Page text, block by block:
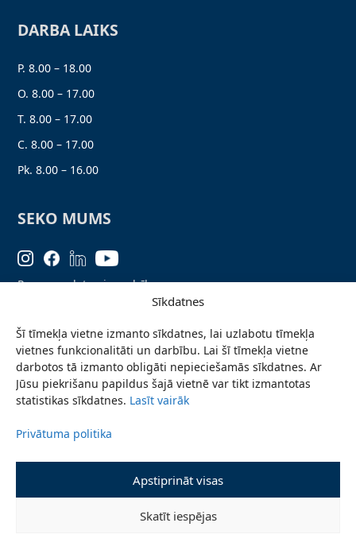
Sīkdatnes
Šī tīmekļa vietne izmanto sīkdatnes, lai uzlabotu tīmekļa
vietnes funkcionalitāti un darbību. Lai šī tīmekļa vietne
darbotos tā izmanto obligāti nepieciešamās sīkdatnes. Ar
Jūsu piekrišanu papildus šajā vietnē var tikt izmantotas
statistikas sīkdatnes. Lasīt vairāk
Privātuma politika
Apstiprināt visas
Skatīt iespējas
DARBA LAIKS
P. 8.00 – 18.00
O. 8.00 – 17.00
T. 8.00 – 17.00
C. 8.00 – 17.00
Pk. 8.00 – 16.00
SEKO MUMS
Personas datu aizsardzība
Ziņo par problēmu
Pieteikties jaunumiem
Piekļūstamības paziņojums
© 2026 Valmieras novada pašvaldība